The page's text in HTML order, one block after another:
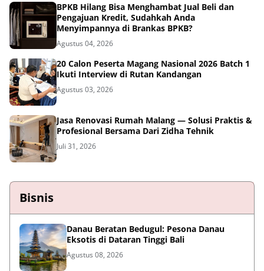
BPKB Hilang Bisa Menghambat Jual Beli dan
Pengajuan Kredit, Sudahkah Anda
Menyimpannya di Brankas BPKB?
Agustus 04, 2026
20 Calon Peserta Magang Nasional 2026 Batch 1
Ikuti Interview di Rutan Kandangan
Agustus 03, 2026
Jasa Renovasi Rumah Malang — Solusi Praktis &
Profesional Bersama Dari Zidha Tehnik
Juli 31, 2026
Bisnis
Danau Beratan Bedugul: Pesona Danau
Eksotis di Dataran Tinggi Bali
Agustus 08, 2026